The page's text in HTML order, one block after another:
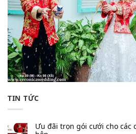
TIN TỨC
Ưu đãi trọn gói cưới cho các